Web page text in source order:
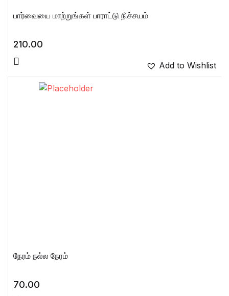
பார்வையை மாற்றுங்கள் பாராட்டு நிச்சயம்
210.00
Add to Wishlist
நேரம் நல்ல நேரம்
70.00